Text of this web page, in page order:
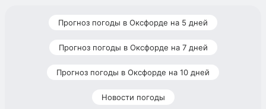
Прогноз погоды в Оксфорде на 5 дней
Прогноз погоды в Оксфорде на 7 дней
Прогноз погоды в Оксфорде на 10 дней
Новости погоды